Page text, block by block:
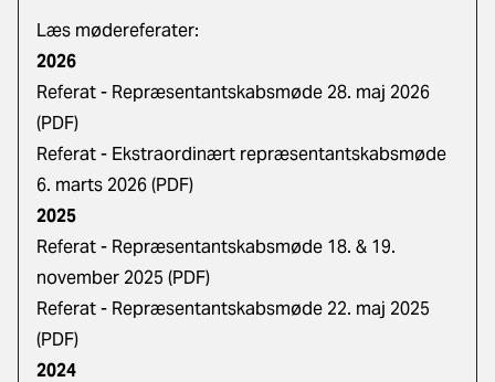
Læs mødereferater:
2026
Referat - Repræsentantskabsmøde 28. maj 2026
(PDF)
Referat - Ekstraordinært repræsentantskabsmøde
6. marts 2026 (PDF)
2025
Referat - Repræsentantskabsmøde 18. & 19.
november 2025 (PDF)
Referat - Repræsentantskabsmøde 22. maj 2025
(PDF)
2024